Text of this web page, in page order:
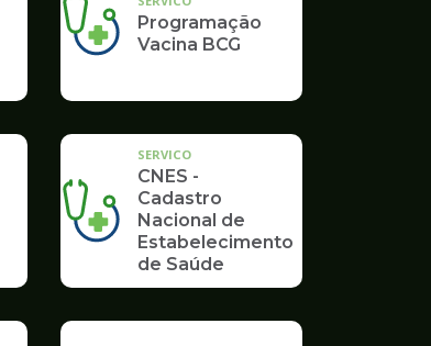
Programação
Vacina BCG
SERVICO
CNES -
Cadastro
Nacional de
Estabelecimento
de Saúde